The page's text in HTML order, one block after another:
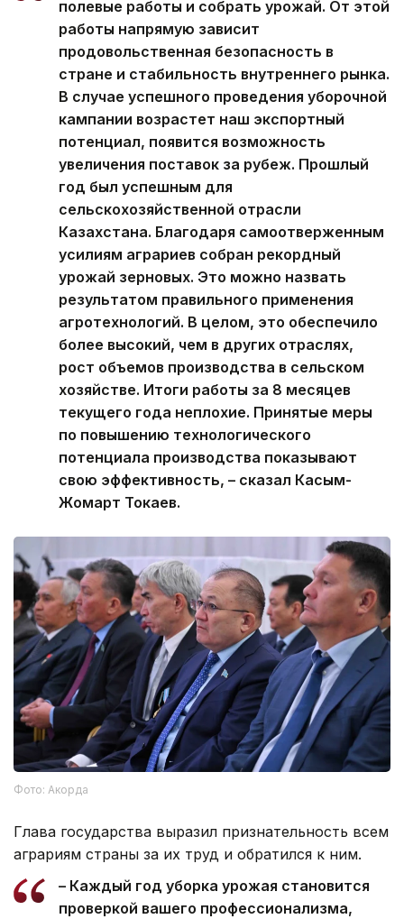
полевые работы и собрать урожай. От этой
работы напрямую зависит
продовольственная безопасность в
стране и стабильность внутреннего рынка.
В случае успешного проведения уборочной
кампании возрастет наш экспортный
потенциал, появится возможность
увеличения поставок за рубеж. Прошлый
год был успешным для
сельскохозяйственной отрасли
Казахстана. Благодаря самоотверженным
усилиям аграриев собран рекордный
урожай зерновых. Это можно назвать
результатом правильного применения
агротехнологий. В целом, это обеспечило
более высокий, чем в других отраслях,
рост объемов производства в сельском
хозяйстве. Итоги работы за 8 месяцев
текущего года неплохие. Принятые меры
по повышению технологического
потенциала производства показывают
свою эффективность, – сказал Касым-
Жомарт Токаев.
Фото: Акорда
Глава государства выразил признательность всем
аграриям страны за их труд и обратился к ним.
– Каждый год уборка урожая становится
проверкой вашего профессионализма,